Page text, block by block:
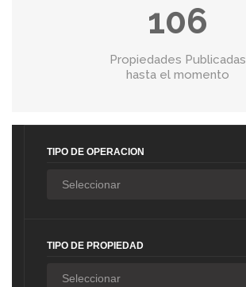
106
Propiedades Publicadas
hasta el momento
TIPO DE OPERACION
TIPO DE PROPIEDAD